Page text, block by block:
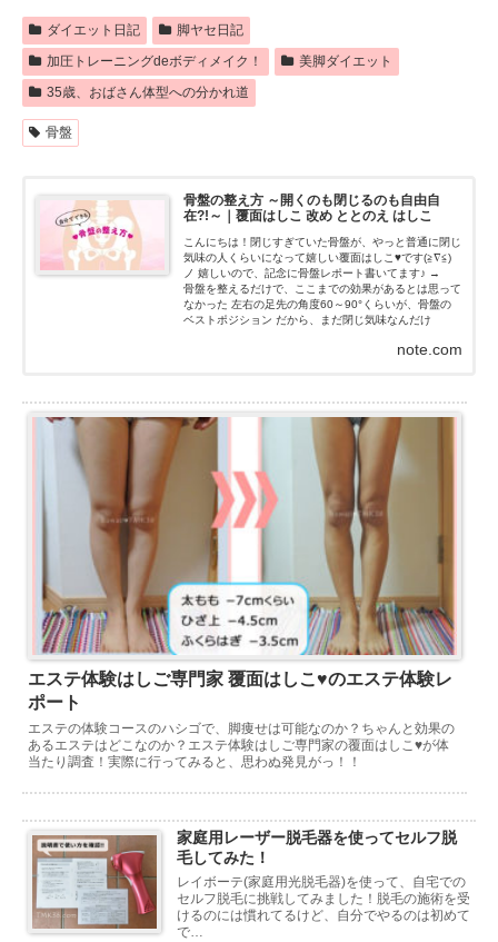
ダイエット日記
脚ヤセ日記
加圧トレーニングdeボディメイク！
美脚ダイエット
35歳、おばさん体型への分かれ道
骨盤
骨盤の整え方 ～開くのも閉じるのも自由自
在?!～｜覆面はしこ 改め ととのえ はしこ
こんにちは！閉じすぎていた骨盤が、やっと普通に閉じ
気味の人くらいになって嬉しい覆面はしこ♥です(≧∇≦)
ノ 嬉しいので、記念に骨盤レポート書いてます♪ →
骨盤を整えるだけで、ここまでの効果があるとは思って
なかった 左右の足先の角度60～90°くらいが、骨盤の
ベストポジション だから、まだ閉じ気味なんだけ
note.com
エステ体験はしご専門家 覆面はしこ♥のエステ体験レ
ポート
エステの体験コースのハシゴで、脚痩せは可能なのか？ちゃんと効果の
あるエステはどこなのか？エステ体験はしご専門家の覆面はしこ♥が体
当たり調査！実際に行ってみると、思わぬ発見がっ！！
家庭用レーザー脱毛器を使ってセルフ脱
毛してみた！
レイボーテ(家庭用光脱毛器)を使って、自宅での
セルフ脱毛に挑戦してみました！脱毛の施術を受
けるのには慣れてるけど、自分でやるのは初めて
で…